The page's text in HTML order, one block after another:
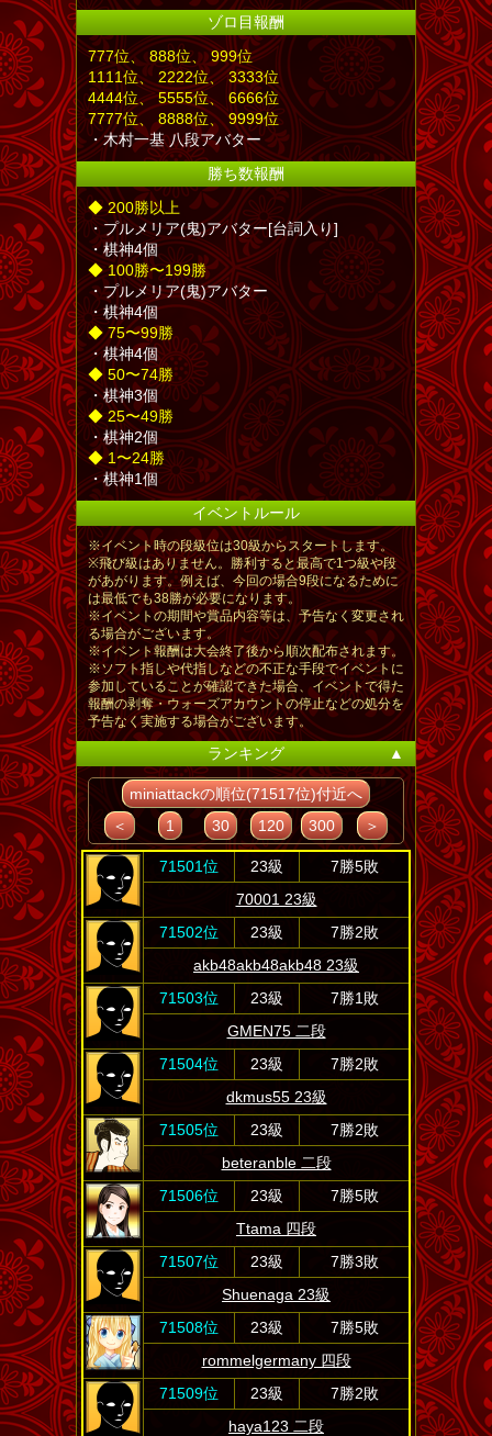
ゾロ目報酬
777位、 888位、 999位
1111位、 2222位、 3333位
4444位、 5555位、 6666位
7777位、 8888位、 9999位
・木村一基 八段アバター
勝ち数報酬
◆ 200勝以上
・プルメリア(鬼)アバター[台詞入り]
・棋神4個
◆ 100勝〜199勝
・プルメリア(鬼)アバター
・棋神4個
◆ 75〜99勝
・棋神4個
◆ 50〜74勝
・棋神3個
◆ 25〜49勝
・棋神2個
◆ 1〜24勝
・棋神1個
イベントルール
※イベント時の段級位は30級からスタートします。
※飛び級はありません。勝利すると最高で1つ級や段
があがります。例えば、今回の場合9段になるために
は最低でも38勝が必要になります。
※イベントの期間や賞品内容等は、予告なく変更され
る場合がございます。
※イベント報酬は大会終了後から順次配布されます。
※ソフト指しや代指しなどの不正な手段でイベントに
参加していることが確認できた場合、イベントで得た
報酬の剥奪・ウォーズアカウントの停止などの処分を
予告なく実施する場合がございます。
ランキング ▲
miniattackの順位(71517位)付近へ
＜
1 30 120 300 ＞
71501位 23級
7勝5敗
70001 23級
71502位
23級
7勝2敗
akb48akb48akb48 23級
71503位
23級
7勝1敗
GMEN75 二段
71504位
23級
7勝2敗
dkmus55 23級
71505位
23級
7勝2敗
beteranble 二段
71506位
23級
7勝5敗
Ttama 四段
71507位
23級
7勝3敗
Shuenaga 23級
71508位
23級
7勝5敗
rommelgermany 四段
71509位
23級
7勝2敗
haya123 二段